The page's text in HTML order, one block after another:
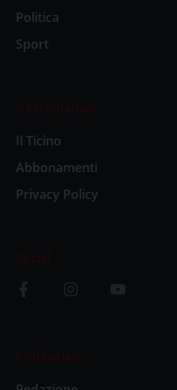
Politica
Sport
Il settimanale
Il Ticino
Abbonamenti
Privacy Policy
Social
L’editoriale